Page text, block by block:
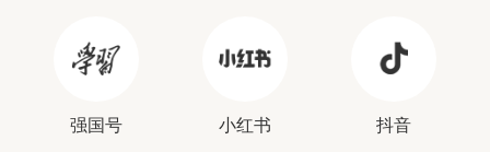
强国号 小红书 抖音